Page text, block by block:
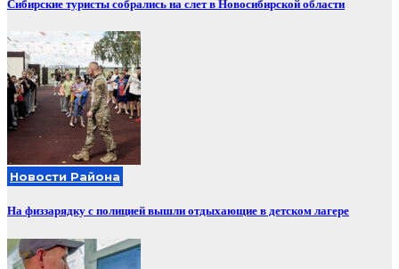
Сибирские туристы собрались на слет в Новосибирской области
Новости Района
На физзарядку с полицией вышли отдыхающие в детском лагере